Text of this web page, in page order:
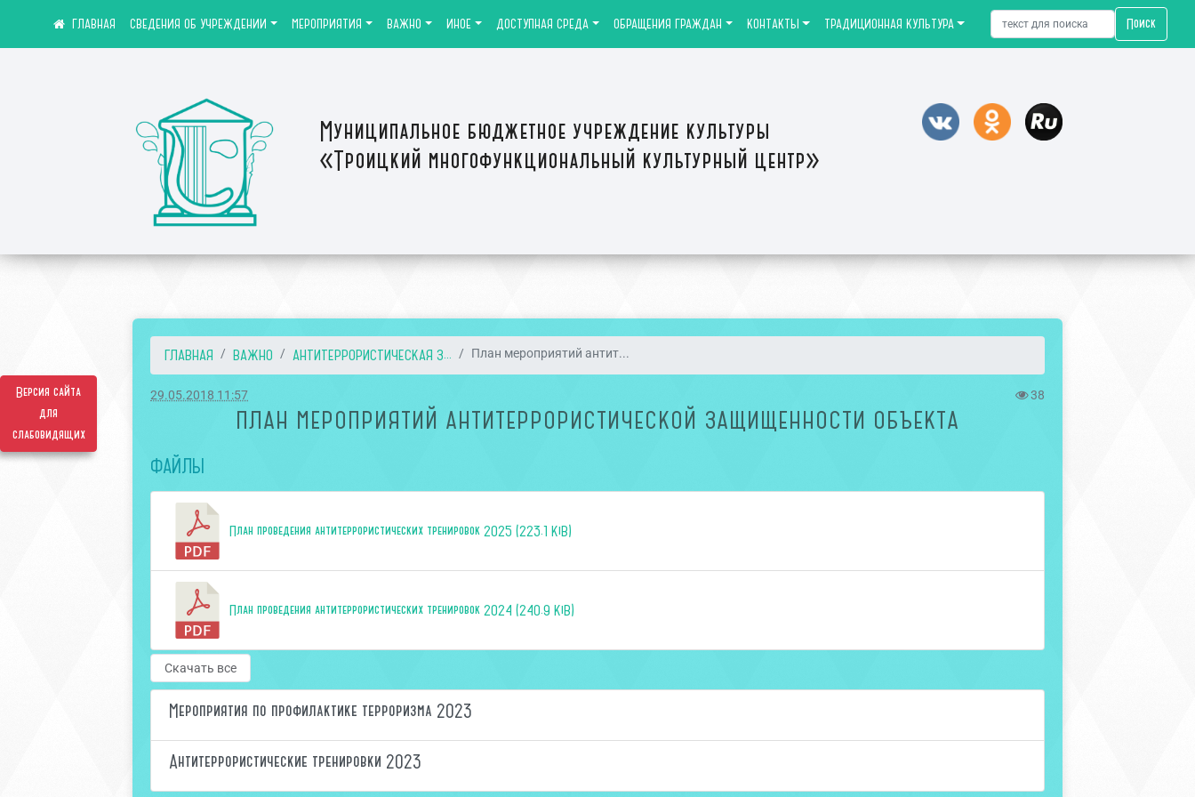
Версия сайта
для
слабовидящих
Муниципальное бюджетное учреждение культуры
«Троицкий многофункциональный культурный центр»
СВЕДЕНИЯ ОБ УЧРЕЖДЕНИИ МЕРОПРИЯТИЯ ВАЖНО ИНОЕ ДОСТУПНАЯ СРЕДА ОБРАЩЕНИЯ ГРАЖДАН КОНТАКТЫ ТРАДИЦИОННАЯ КУЛЬТУРА Поиск
ГЛАВНАЯ ВАЖНО АНТИТЕРРОРИСТИЧЕСКАЯ З... План мероприятий антит...
29.05.2018 11:57 38
ПЛАН МЕРОПРИЯТИЙ АНТИТЕРРОРИСТИЧЕСКОЙ ЗАЩИЩЕННОСТИ ОБЪЕКТА
ФАЙЛЫ
План проведения антитеррористических тренировок 2025 (223.1 KiB)
План проведения антитеррористических тренировок 2024 (240.9 KiB)
Скачать все
Мероприятия по профилактике терроризма 2023
Антитеррористические тренировки 2023